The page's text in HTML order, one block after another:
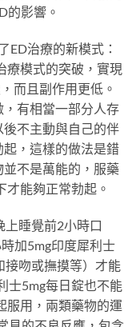
的影響。
ED治療的新模式：
療模式的突破，實現
而且副作用更低。
，有相當一部分人存
後不主動與自己的伴
起，這樣的做法是錯
並不是萬能的，服藥
能夠正常勃起。
上睡覺前2小時口
加5mg印度犀利士
接吻或撫摸等）才能
士5mg每日錠也不能
服用，兩類藥物的運